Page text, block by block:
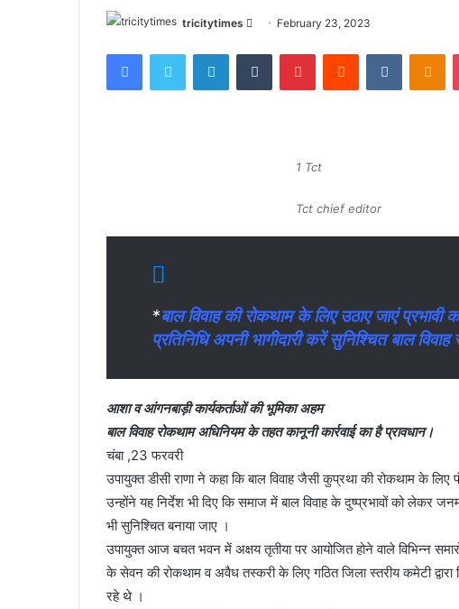
tricitytimes
Send
email
February 23, 2023
FacebookTwitter LinkedInTumblr PinterestReddit VKontakte
1 Tct
Tct chief editor
*बाल विवाह की रोकथाम के लिए उठाए जाएं
प्रतिनिधि अपनी भागीदारी करें सुनिश्चित बाल
आशा व आंगनबाड़ी कार्यकर्ताओं की भूमिका अहम
बाल विवाह रोकथाम अधिनियम के तहत कानूनी कार्रवाई का है प्रावधान।
चंबा ,23 फरवरी
उपायुक्त डीसी राणा ने कहा कि बाल विवाह जैसी कुप्रथा की रोकथाम के
उन्होंने यह निर्देश भी दिए कि समाज में बाल विवाह के दुष्प्रभावों को लेकर
भी सुनिश्चित बनाया जाए ।
उपायुक्त आज बचत भवन में अक्षय तृतीया पर आयोजित होने वाले विभिन्न
के सेवन की रोकथाम व अवैध तस्करी के लिए गठित जिला स्तरीय कमेटी द्वारा
रहे थे ।